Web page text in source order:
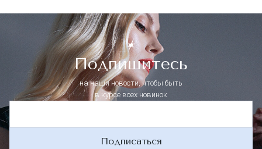
Подпишитесь
на наши новости, чтобы быть
в курсе всех новинок
Подписаться